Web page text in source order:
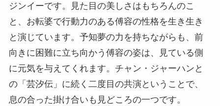
ジンイーです。見た目の美しさはもちろんのこ
と、お転婆で行動力のある傅容の性格を生き生き
と演じています。予知夢の力を持ちながらも、前
向きに困難に立ち向かう傅容の姿は、見ている側
に元気を与えてくれます。チャン・ジャーハンと
の「芸汐伝」に続く二度目の共演ということで、
息の合った掛け合いも見どころの一つです。